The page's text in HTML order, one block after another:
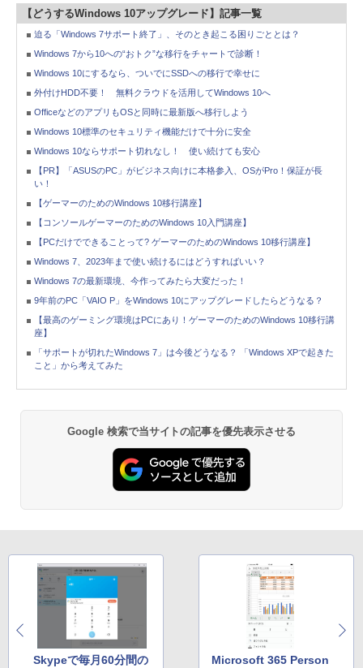
【どうするWindows 10アップグレード】記事一覧
迫る「Windows 7サポート終了」、そのとき起こる困りごととは？
Windows 7から10への“おトク”な移行をチャートで診断！
Windows 10にするなら、ついでにSSDへの移行で幸せに
外付けHDD不要！ 無料クラウドを活用してWindows 10へ
OfficeなどのアプリもOSと同時に最新版へ移行しよう
Windows 10標準のセキュリティ機能だけで十分に安全
Windows 10ならサポート切れなし！ 使い続けても安心
【PR】「ASUSのPC」がビジネス向けに本格参入、OSがPro！保証が長
い！
【ゲーマーのためのWindows 10移行講座】
【コンソールゲーマーのためのWindows 10入門講座】
【PCだけでできることって? ゲーマーのためのWindows 10移行講座】
Windows 7、2023年まで使い続けるにはどうすればいい？
Windows 7の最新環境、今作ってみたら大変だった！
9年前のPC「VAIO P」をWindows 10にアップグレードしたらどうなる？
【最高のゲーミング環境はPCにあり！ゲーマーのためのWindows 10移行講
座】
「サポートが切れたWindows 7」は今後どうなる？ 「Windows XPで起きた
こと」から考えてみた
Google 検索で当サイトの記事を優先表示させる
Skypeで毎月60分間の
Microsoft 365 Person